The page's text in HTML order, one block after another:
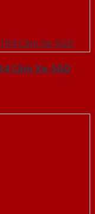
Căm Xe-SGD